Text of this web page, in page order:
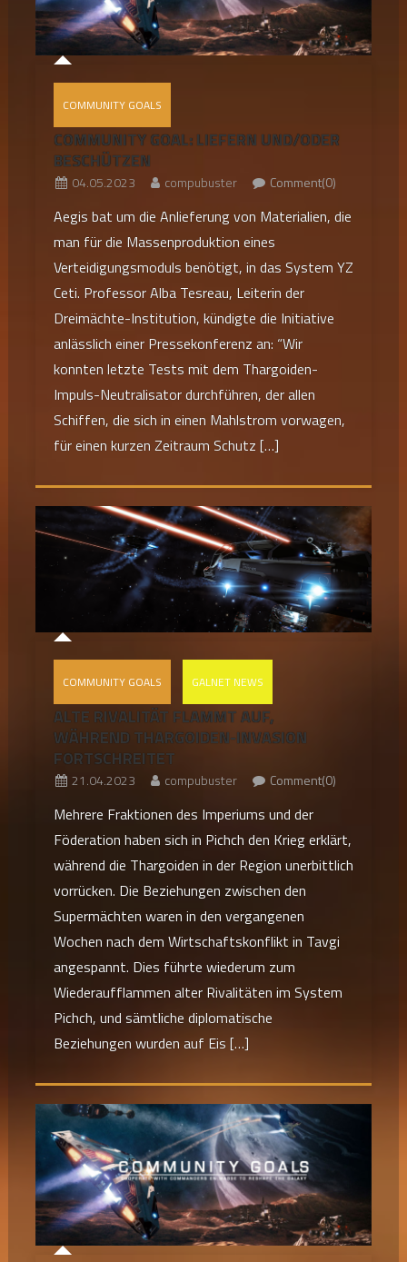
COMMUNITY GOALS
COMMUNITY GOAL: LIEFERN UND/ODER
BESCHÜTZEN
04.05.2023 compubuster Comment(0)
Aegis bat um die Anlieferung von Materialien, die
man für die Massenproduktion eines
Verteidigungsmoduls benötigt, in das System YZ
Ceti. Professor Alba Tesreau, Leiterin der
Dreimächte-Institution, kündigte die Initiative
anlässlich einer Pressekonferenz an: “Wir
konnten letzte Tests mit dem Thargoiden-
Impuls-Neutralisator durchführen, der allen
Schiffen, die sich in einen Mahlstrom vorwagen,
für einen kurzen Zeitraum Schutz […]
COMMUNITY GOALS GALNET NEWS
ALTE RIVALITÄT FLAMMT AUF,
WÄHREND THARGOIDEN-INVASION
FORTSCHREITET
21.04.2023 compubuster Comment(0)
Mehrere Fraktionen des Imperiums und der
Föderation haben sich in Pichch den Krieg erklärt,
während die Thargoiden in der Region unerbittlich
vorrücken. Die Beziehungen zwischen den
Supermächten waren in den vergangenen
Wochen nach dem Wirtschaftskonflikt in Tavgi
angespannt. Dies führte wiederum zum
Wiederaufflammen alter Rivalitäten im System
Pichch, und sämtliche diplomatische
Beziehungen wurden auf Eis […]